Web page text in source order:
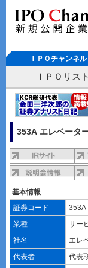
ＩＰＯチャンネル
ＩＰＯリスト
353A エレベータ
基本情報
証券コード
353A
業種
サー
社名
エレ
代表者
代表